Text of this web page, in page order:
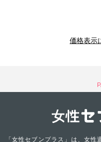
価格表示
「女性セブンプラス」は、女